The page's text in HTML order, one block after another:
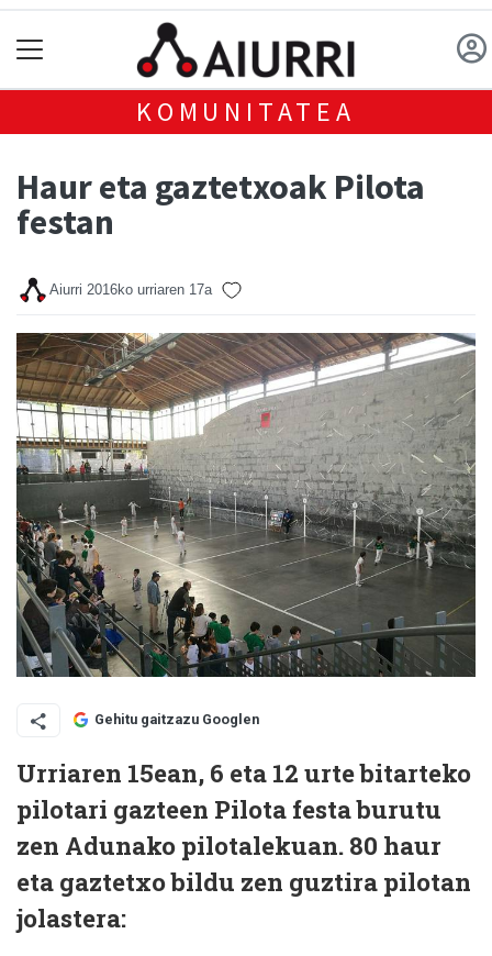
KOMUNITATEA
Haur eta gaztetxoak Pilota
festan
Aiurri 2016ko urriaren 17a
Gehitu gaitzazu Googlen
Urriaren 15ean, 6 eta 12 urte bitarteko
pilotari gazteen Pilota festa burutu
zen Adunako pilotalekuan. 80 haur
eta gaztetxo bildu zen guztira pilotan
jolastera: